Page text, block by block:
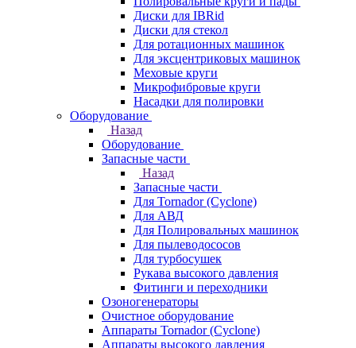
Диски для IBRid
Диски для стекол
Для ротационных машинок
Для эксцентриковых машинок
Меховые круги
Микрофибровые круги
Насадки для полировки
Оборудование
Назад
Оборудование
Запасные части
Назад
Запасные части
Для Tornador (Cyclone)
Для АВД
Для Полировальных машинок
Для пылеводососов
Для турбосушек
Рукава высокого давления
Фитинги и переходники
Озоногенераторы
Очистное оборудование
Аппараты Tornador (Cyclone)
Аппараты высокого давления